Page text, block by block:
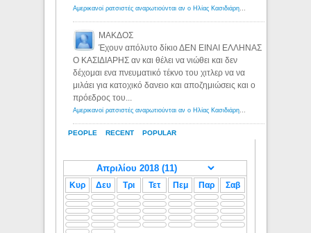
PEOPLE RECENT POPULAR
Αμερικανοί ρατσιστές αναρωτιούνται αν ο Ηλίας Κασιδιάρης ανήκει στη λευκή φυλή... - Λόγιος Ερμής
ΜΑΚΔΟΣ
Έχουν απόλυτο δίκιο ΔΕΝ ΕΙΝΑΙ ΕΛΛΗΝΑΣ
Ο ΚΑΣΙΔΙΑΡΗΣ αν και θέλει να νιώθει και δεν
δέχομαι ενα πνευματικό τέκνο του χιτλερ να να
μιλάει για κατοχικό δανειο και αποζημιώσεις και ο
πρόεδρος του...
Αμερικανοί ρατσιστές αναρωτιούνται αν ο Ηλίας Κασιδιάρης ανήκει στη λευκή φυλή... - Λόγιος Ερμής
Κυρ Δευ Τρι Τετ Πεμ Παρ Σαβ